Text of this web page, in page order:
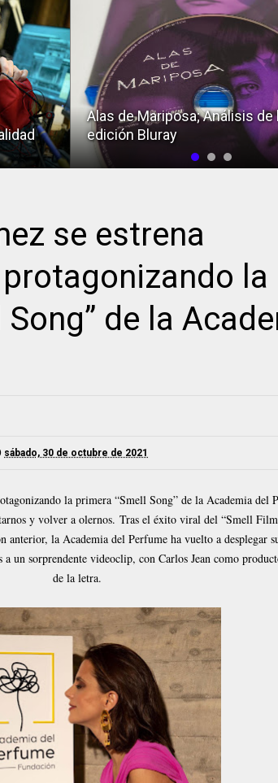
Alas de Mariposa; Análisis de
edición Bluray
se estrena
la
de la
sábado, 30 de octubre de 2021
la primera “Smell Song” de la Academia del
y volver a olernos. Tras el éxito viral del “Smell
anterior, la Academia del Perfume ha vuelto a desplegar
un sorprendente videoclip, con Carlos Jean como
de la letra.